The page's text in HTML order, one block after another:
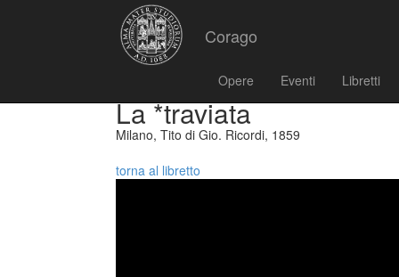
Corago
Opere Eventi Libretti
La *traviata
Milano, Tito di Gio. Ricordi, 1859
torna al libretto